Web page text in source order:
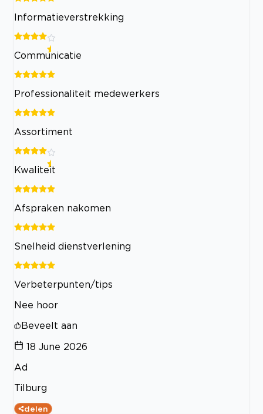
Informatieverstrekking
Communicatie
Professionaliteit medewerkers
Assortiment
Kwaliteit
Afspraken nakomen
Snelheid dienstverlening
Verbeterpunten/tips
Nee hoor
Beveelt aan
18 June 2026
Ad
Tilburg
delen